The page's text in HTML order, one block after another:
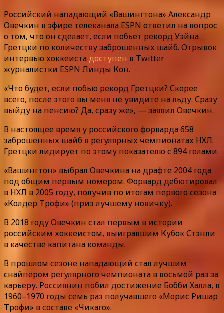
Российский нападающий «Вашингтона» Александр
Овечкин в эфире телеканала ESPN ответил на вопрос
о том, что он сделает, если побьет рекорд Уэйна
Гретцки по количеству заброшенных шайб. Отрывок
интервью хоккеистадоступен в Twitter
журналистки ESPN Линды Кон.
«Что будет, если побью рекорд Гретцки? Скорее
всего, после этого вы меня не увидите на льду. Сразу
выйду на пенсию? Да, сразу же», — заявил Овечкин.
В настоящее время у российского форварда 658
заброшенных шайб в регулярных чемпионатах НХЛ.
Гретцки лидирует по этому показателю с 894 голами.
«Вашингтон» выбрал Овечкина на драфте 2004 года
под общим первым номером. Форвард дебютировал
в НХЛ в 2005 году, получив по итогам первого сезона
«Колдер Трофи» (приз лучшему новичку).
В 2018 году Овечкин стал первым в истории
российским хоккеистом, выигравшим Кубок Стэнли
в качестве капитана команды.
В прошлом сезоне нападающий стал лучшим
снайпером регулярного чемпионата в восьмой раз за
карьеру. Россиянин побил достижение Бобби Халла, в
1960–1970 годы семь раз получавшего «Морис Ришар
Трофи» в составе «Чикаго».